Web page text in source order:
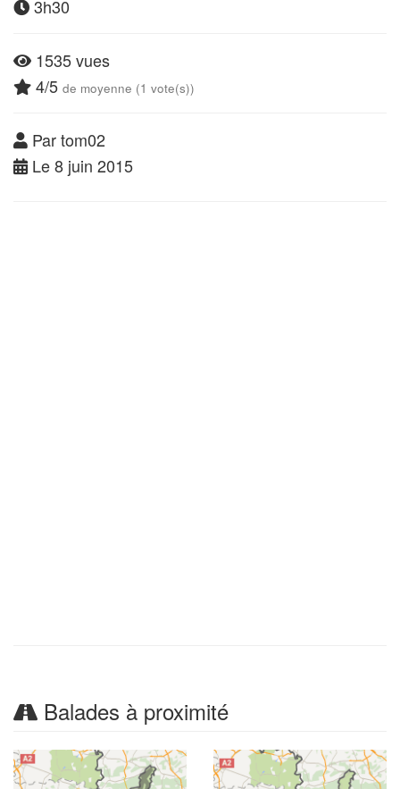
3h30
1535 vues
4/5 de moyenne (1 vote(s))
Par tom02
Le 8 juin 2015
Balades à proximité